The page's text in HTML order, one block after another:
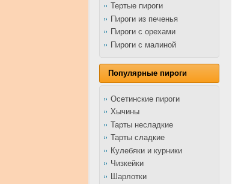
Тертые пироги
Пироги из печенья
Пироги с орехами
Пироги с малиной
Популярные пироги
Осетинские пироги
Хычины
Тарты несладкие
Тарты сладкие
Кулебяки и курники
Чизкейки
Шарлотки